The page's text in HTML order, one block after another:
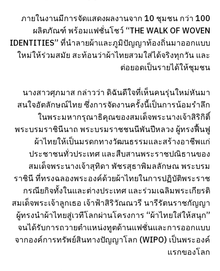
ภายในงานมีการจัดแสดงผลงานจาก 10 ชุมชน กว่า 100
ผลิตภัณฑ์ พร้อมแฟชั่นโชว์ “THE WALK OF WOVEN
IDENTITIES” ที่นำลายผ้าและภูมิปัญญาท้องถิ่นมาออกแบบ
ใหม่ให้ร่วมสมัย สะท้อนว่าผ้าไทยสวมใส่ได้จริงทุกวัน และ
ต่อยอดเป็นรายได้ให้ชุมชน
นางสาวศุภมาส กล่าวว่า ดิฉันดีใจที่เห็นคนรุ่นใหม่หันมา
สนใจอัตลักษณ์ไทย ซึ่งการจัดงานครั้งนี้เป็นการน้อมรำลึก
ในพระมหากรุณาธิคุณของสมเด็จพระนางเจ้าสิริกิติ์
พระบรมราชินีนาถ พระบรมราชชนนีพันปีหลวง ผู้ทรงฟื้นฟู
ผ้าไทยให้เป็นมรดกทางวัฒนธรรมและสร้างอาชีพแก่
ประชาชนทั่วประเทศ และสืบสานพระราชปณิธานของ
สมเด็จพระนางเจ้าสุทิดา พัชรสุธาพิมลลักษณ พระบรม
ราชินี ที่ทรงฉลองพระองค์ด้วยผ้าไทยในการปฏิบัติพระราช
กรณียกิจทั้งในและต่างประเทศ และร่วมเฉลิมพระเกียรติ
สมเด็จพระเจ้าลูกเธอ เจ้าฟ้าสิริวัณณวรี นารีรัตนราชกัญญา
ผู้ทรงนำผ้าไทยสู่เวทีโลกผ่านโครงการ “ผ้าไทยใส่ให้สนุก”
จนได้รับการถวายตำแหน่งทูตด้านแฟชั่นและการออกแบบ
จากองค์การทรัพย์สินทางปัญญาโลก (WIPO) เป็นพระองค์
แรกของโลก